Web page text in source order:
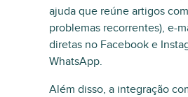
ajuda que reúne artigos
problemas recorrentes), e-
diretas no Facebook e
WhatsApp.
Além disso, a integração